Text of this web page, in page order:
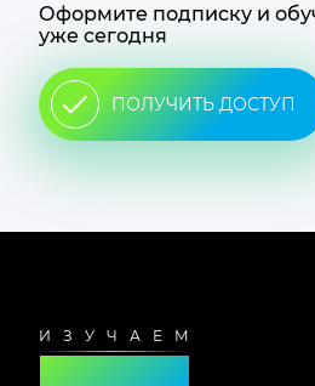
Оформите подписку и
уже сегодня
ПОЛУЧИТЬ ДОСТУП
Футер